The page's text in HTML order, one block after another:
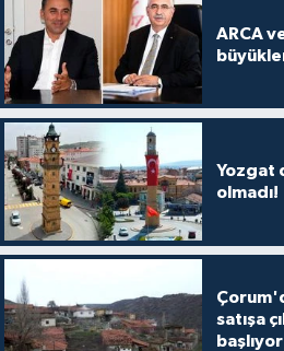
ARCA
Yozgat
olmadı!
satışa
başlıyor